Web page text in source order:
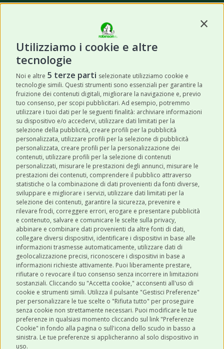
Utilizziamo i cookie e altre
tecnologie
Noi e altre 5 terze parti selezionate utilizziamo cookie e
tecnologie simili. Questi strumenti sono essenziali per garantire la
fruizione dei contenuti digitali, migliorare la navigazione e, previo
tuo consenso, per scopi pubblicitari. Ad esempio, potremmo
utilizzare i tuoi dati per le seguenti finalità: archiviare informazioni
su dispositivo e/o accedervi, utilizzare dati limitati per la
selezione della pubblicità, creare profili per la pubblicità
personalizzata, utilizzare profili per la selezione di pubblicità
personalizzata, creare profili per la personalizzazione dei
contenuti, utilizzare profili per la selezione di contenuti
personalizzati, misurare le prestazioni degli annunci, misurare le
prestazioni dei contenuti, comprendere il pubblico attraverso
statistiche o la combinazione di dati provenienti da fonti diverse,
sviluppare e migliorare i servizi, utilizzare dati limitati per la
selezione dei contenuti, garantire la sicurezza, prevenire e
rilevare frodi, correggere errori, erogare e presentare pubblicità
e contenuto, salvare e comunicare le scelte sulla privacy,
abbinare e combinare dati provenienti da altre fonti di dati,
collegare diversi dispositivi, identificare i dispositivi in base alle
informazioni trasmesse automaticamente, utilizzare dati di
geolocalizzazione precisi, riconoscere i dispositivi in base a
informazioni richieste attivamente. Puoi liberamente prestare,
rifiutare o revocare il tuo consenso senza incorrere in limitazioni
sostanziali. Cliccando su "Accetta cookie," acconsenti all'uso di
cookie e strumenti simili. Utilizza il pulsante "Gestisci Preferenze"
per personalizzare le tue scelte o "Rifiuta tutto" per proseguire
senza cookie non strettamente necessari. Puoi modificare le tue
preferenze in qualsiasi momento cliccando sul link "Preferenze
Cookie" in fondo alla pagina o sull'icona dello scudo in basso a
sinistra. Le tue preferenze si applicheranno al solo dispositivo in
uso.
Acconsento a ricevere newsletter,
aggiornamenti e offerte promozionali da
Robinson Pet Shop tramite email.*
ULTIMI POST
CATEGORIE
SHOP ONLINE
CONTATTI
0543 096850
Contattaci